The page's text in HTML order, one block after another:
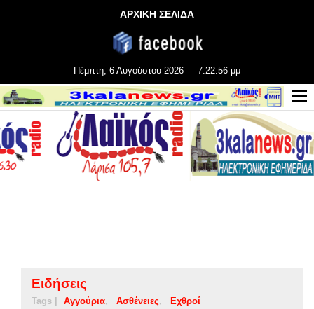
ΑΡΧΙΚΗ ΣΕΛΙΔΑ
Πέμπτη, 6 Αυγούστου 2026 7:22:57 μμ
Ειδήσεις
Tags | Αγγούρια Ασθένειες Εχθροί